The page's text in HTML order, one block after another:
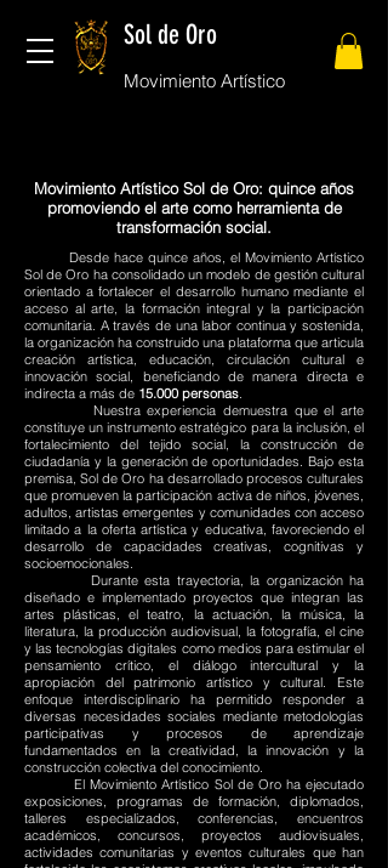
Sol de Oro
Movimiento Artístico
Movimiento Artístico Sol de Oro: quince años
promoviendo el arte como herramienta de
transformación social.
Desde hace quince años, el Movimiento Artístico
Sol de Oro ha consolidado un modelo de gestión cultural
orientado a fortalecer el desarrollo humano mediante el
acceso al arte, la formación integral y la participación
comunitaria. A través de una labor continua y sostenida,
la organización ha construido una plataforma que articula
creación artística, educación, circulación cultural e
innovación social, beneficiando de manera directa e
indirecta a más de 15.000 personas.
Nuestra experiencia demuestra que el arte
constituye un instrumento estratégico para la inclusión, el
fortalecimiento del tejido social, la construcción de
ciudadanía y la generación de oportunidades. Bajo esta
premisa, Sol de Oro ha desarrollado procesos culturales
que promueven la participación activa de niños, jóvenes,
adultos, artistas emergentes y comunidades con acceso
limitado a la oferta artística y educativa, favoreciendo el
desarrollo de capacidades creativas, cognitivas y
socioemocionales.
Durante esta trayectoria, la organización ha
diseñado e implementado proyectos que integran las
artes plásticas, el teatro, la actuación, la música, la
literatura, la producción audiovisual, la fotografía, el cine
y las tecnologías digitales como medios para estimular el
pensamiento crítico, el diálogo intercultural y la
apropiación del patrimonio artístico y cultural. Este
enfoque interdisciplinario ha permitido responder a
diversas necesidades sociales mediante metodologías
participativas y procesos de aprendizaje
fundamentados en la creatividad, la innovación y la
construcción colectiva del conocimiento.
El Movimiento Artístico Sol de Oro ha ejecutado
exposiciones, programas de formación, diplomados,
talleres especializados, conferencias, encuentros
académicos, concursos, proyectos audiovisuales,
actividades comunitarias y eventos culturales que han